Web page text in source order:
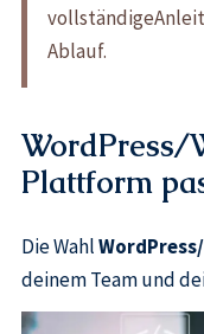
Ablauf.
WordPress/
Plattform
Die Wahl
deinem Team und